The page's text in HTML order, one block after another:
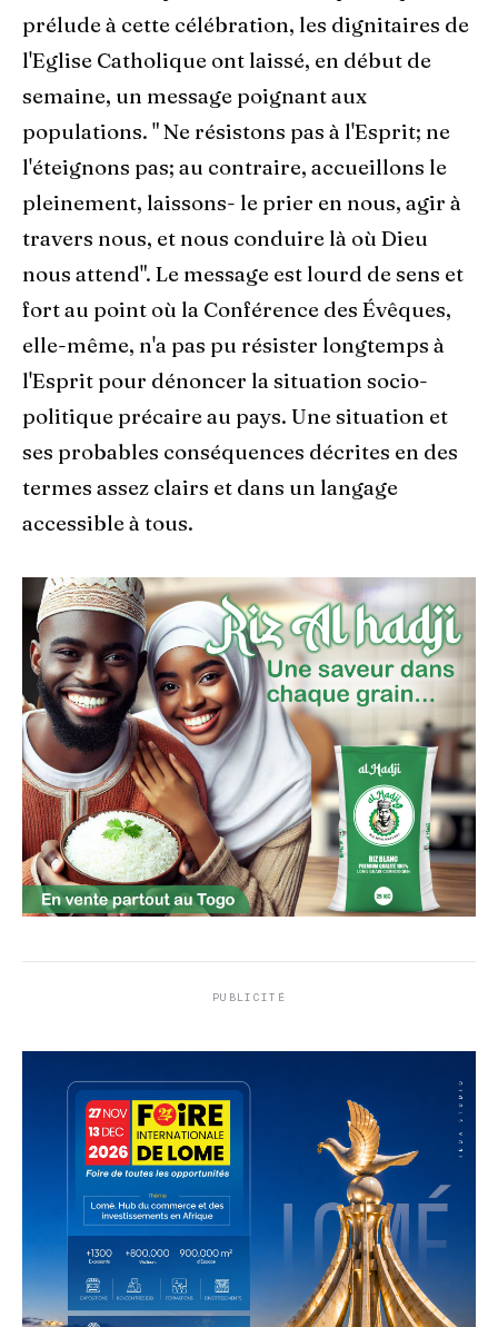
prélude à cette célébration, les dignitaires de
l'Eglise Catholique ont laissé, en début de
semaine, un message poignant aux
populations. " Ne résistons pas à l'Esprit; ne
l'éteignons pas; au contraire, accueillons le
pleinement, laissons- le prier en nous, agir à
travers nous, et nous conduire là où Dieu
nous attend". Le message est lourd de sens et
fort au point où la Conférence des Évêques,
elle-même, n'a pas pu résister longtemps à
l'Esprit pour dénoncer la situation socio-
politique précaire au pays. Une situation et
ses probables conséquences décrites en des
termes assez clairs et dans un langage
accessible à tous.
PUBLICITÉ